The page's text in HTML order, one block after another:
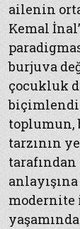
ailenin
Kemal
burjuva
çocukluk
toplumun,
tarzının